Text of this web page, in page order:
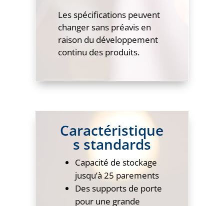
Les spécifications peuvent
changer sans préavis en
raison du développement
continu des produits.
Caractéristique
s standards
Capacité de stockage
jusqu’à 25 parements
Des supports de porte
pour une grande